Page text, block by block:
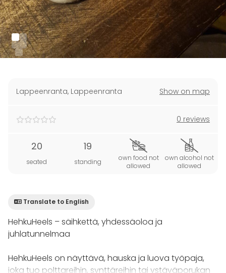
Lappeenranta, Lappeenranta Show on map
0 reviews
20
seated
19
standing
own food not
allowed
own alcohol not
allowed
Translate to English
HehkuHeels – säihkettä, yhdessäoloa ja
juhlatunnelmaa
HehkuHeels on näyttävä, hauska ja luova työpaja,
joka tuo polttareihin, synttäreihin tai ystäväporukan